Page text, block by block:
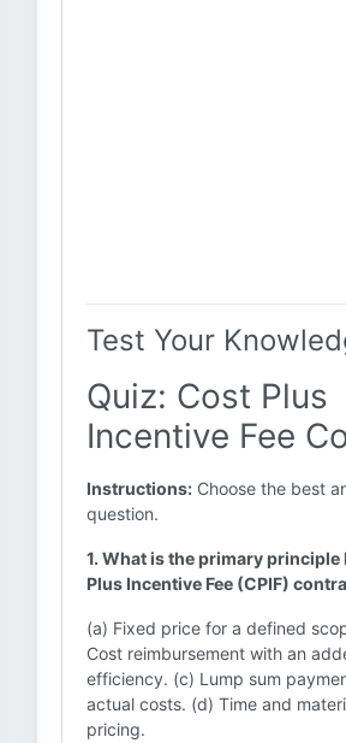
Test Your
Quiz: Cost Plus
Incentive Fee
Instructions: Choose the best
question.
1. What is the primary principle
Plus Incentive Fee (CPIF)
(a) Fixed price for a defined
Cost reimbursement with an
efficiency. (c) Lump sum
actual costs. (d) Time and
pricing.